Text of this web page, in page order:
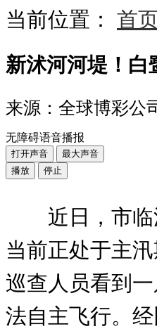
当前位置： 首
新沭河河堤！白
来源：全球博彩公
无障碍语音播报
打开声音
最大声音
播放
停止
近日，市
当前正处于主
巡查人员看到
法自主飞行。